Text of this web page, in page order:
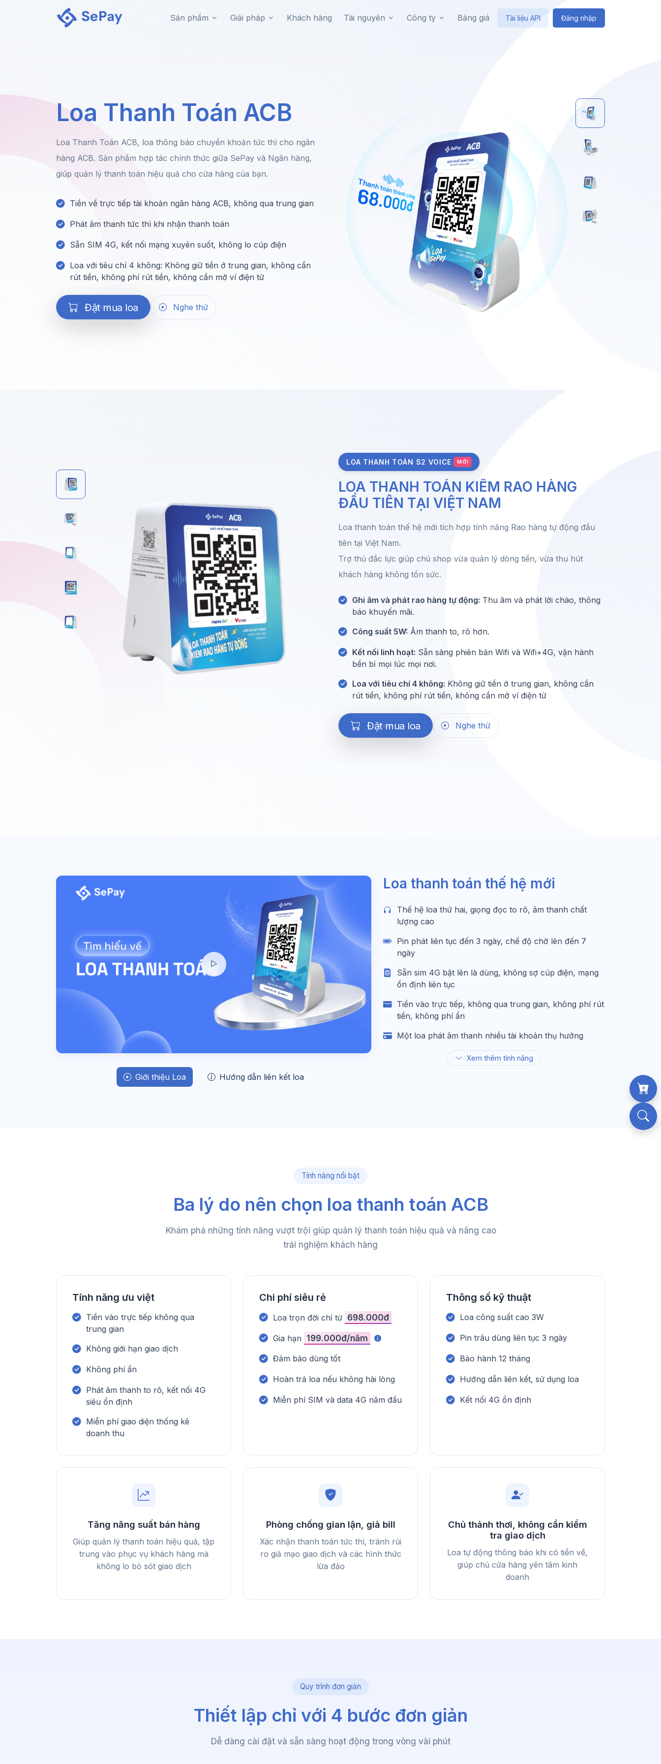
Sản phẩm Giải pháp Khách hàng Tài nguyên Công ty Bảng giá Tài liệu API Đăng nhập
Loa Thanh Toán ACB
Loa Thanh Toán ACB, loa thông báo chuyển khoản tức thì cho ngân
hàng ACB. Sản phẩm hợp tác chính thức giữa SePay và Ngân hàng,
giúp quản lý thanh toán hiệu quả cho cửa hàng của bạn.
Tiền về trực tiếp tài khoản ngân hàng ACB, không qua trung gian
Phát âm thanh tức thì khi nhận thanh toán
Sẵn SIM 4G, kết nối mạng xuyên suốt, không lo cúp điện
Loa với tiêu chí 4 không: Không giữ tiền ở trung gian, không cần
rút tiền, không phí rút tiền, không cần mở ví điện tử
Đặt mua loa Nghe thử
LOA THANH TOÁN S2 VOICE MỚI
LOA THANH TOÁN KIÊM RAO HÀNG
ĐẦU TIÊN TẠI VIỆT NAM
Loa thanh toán thế hệ mới tích hợp tính năng Rao hàng tự động đầu
tiên tại Việt Nam.
Trợ thủ đắc lực giúp chủ shop vừa quản lý dòng tiền, vừa thu hút
khách hàng không tốn sức.
Ghi âm và phát rao hàng tự động: Thu âm và phát lời chào, thông
báo khuyến mãi.
Công suất 5W: Âm thanh to, rõ hơn.
Kết nối linh hoạt: Sẵn sàng phiên bản Wifi và Wifi+4G, vận hành
bền bỉ mọi lúc mọi nơi.
Loa với tiêu chí 4 không: Không giữ tiền ở trung gian, không cần
rút tiền, không phí rút tiền, không cần mở ví điện tử
Đặt mua loa Nghe thử
Giới thiệu Loa Hướng dẫn liên kết loa
Loa thanh toán thế hệ mới
Thế hệ loa thứ hai, giọng đọc to rõ, âm thanh chất
lượng cao
Pin phát liên tục đến 3 ngày, chế độ chờ lên đến 7
ngày
Sẵn sim 4G bật lên là dùng, không sợ cúp điện, mạng
ổn định liên tục
Tiền vào trực tiếp, không qua trung gian, không phí rút
tiền, không phí ẩn
Một loa phát âm thanh nhiều tài khoản thụ hưởng
Xem thêm tính năng
Tính năng nổi bật
Ba lý do nên chọn loa thanh toán ACB
Khám phá những tính năng vượt trội giúp quản lý thanh toán hiệu quả và nâng cao
trải nghiệm khách hàng
Tính năng ưu việt
Tiền vào trực tiếp không qua
trung gian
Không giới hạn giao dịch
Không phí ẩn
Phát âm thanh to rõ, kết nối 4G
siêu ổn định
Miễn phí giao diện thống kê
doanh thu
Chi phí siêu rẻ
Loa trọn đời chỉ từ 698.000đ
Gia hạn 199.000đ/năm
Đảm bảo dùng tốt
Hoàn trả loa nếu không hài lòng
Miễn phí SIM và data 4G năm đầu
Thông số kỹ thuật
Loa công suất cao 3W
Pin trâu dùng liên tục 3 ngày
Bảo hành 12 tháng
Hướng dẫn liên kết, sử dụng loa
Kết nối 4G ổn định
Tăng năng suất bán hàng
Giúp quản lý thanh toán hiệu quả, tập
trung vào phục vụ khách hàng mà
không lo bỏ sót giao dịch
Phòng chống gian lận, giả bill
Xác nhận thanh toán tức thì, tránh rủi
ro giả mạo giao dịch và các hình thức
lừa đảo
Chủ thảnh thơi, không cần kiểm
tra giao dịch
Loa tự động thông báo khi có tiền về,
giúp chủ cửa hàng yên tâm kinh
doanh
Quy trình đơn giản
Thiết lập chỉ với 4 bước đơn giản
Dễ dàng cài đặt và sẵn sàng hoạt động trong vòng vài phút